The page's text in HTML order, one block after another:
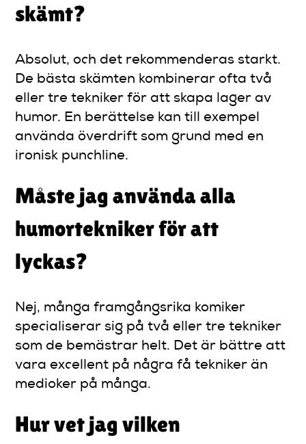
skämt?
Absolut, och det rekommenderas starkt.
De bästa skämten kombinerar ofta två
eller tre tekniker för att skapa lager av
humor. En berättelse kan till exempel
använda överdrift som grund med en
ironisk punchline.
Måste jag använda alla
humortekniker för att
lyckas?
Nej, många framgångsrika komiker
specialiserar sig på två eller tre tekniker
som de bemästrar helt. Det är bättre att
vara excellent på några få tekniker än
medioker på många.
Hur vet jag vilken